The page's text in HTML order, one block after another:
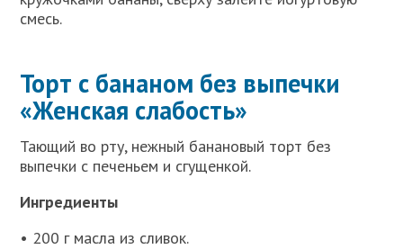
смесь.
Торт с бананом без выпечки
«Женская слабость»
Тающий во рту, нежный банановый торт без
выпечки с печеньем и сгущенкой.
Ингредиенты
• 200 г масла из сливок.